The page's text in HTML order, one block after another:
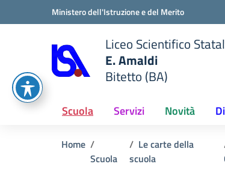
Vai ai contenuti
Vai al menu di navigazioneMinistero dell'Istruzione e del Merito
scuola
Liceo Scientifico
E. Amaldi
Bitetto (BA)
Scuola Servizi Novità
Home
Scuola
Le carte della
scuola